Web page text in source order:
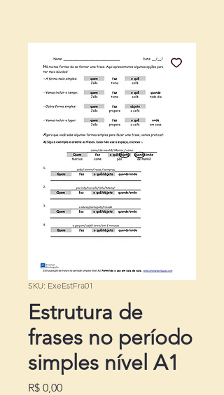
SKU: ExeEstFra01
Estrutura de
frases no período
simples nível A1
R$ 0,00Preço